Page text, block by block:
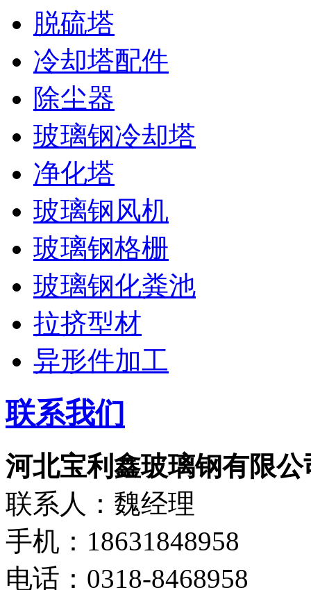
脱硫塔
冷却塔配件
除尘器
玻璃钢冷却塔
净化塔
玻璃钢风机
玻璃钢格栅
玻璃钢化粪池
拉挤型材
异形件加工
联系我们
河北宝利鑫玻璃钢有限公
联系人：魏经理
手机：18631848958
电话：0318-8468958